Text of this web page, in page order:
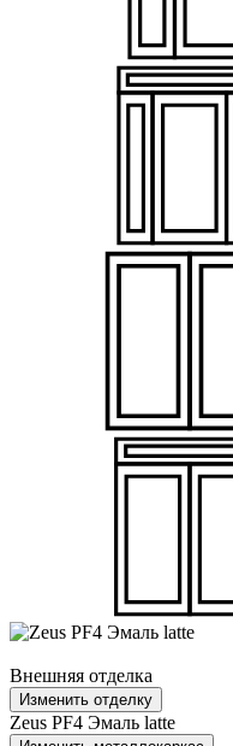
Внешняя отделка
Изменить отделку
Zeus PF4 Эмаль latte